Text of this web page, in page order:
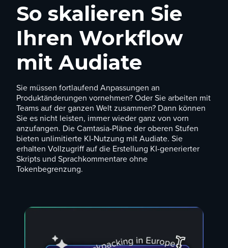
So skalieren Sie
Ihren Workflow
mit Audiate
Sie müssen fortlaufend Anpassungen an
Produktänderungen vornehmen? Oder Sie arbeiten mit
Teams auf der ganzen Welt zusammen? Dann können
Sie es nicht leisten, immer wieder ganz von vorn
anzufangen. Die Camtasia-Pläne der oberen Stufen
bieten unlimitierte KI-Nutzung mit Audiate. Sie
erhalten Vollzugriff auf die Erstellung KI-generierter
Skripts und Sprachkommentare ohne
Tokenbegrenzung.